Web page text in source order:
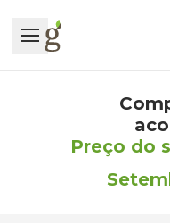
Preço do